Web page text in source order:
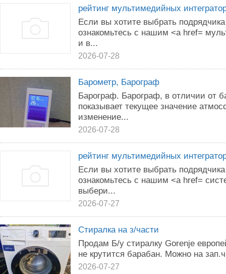
рейтинг мультимедийных
Если вы хотите выбрать
ознакомьтесь с нашим <a href=
и в...
2026-07-28
Барометр, Барограф
Бapогрaф. Барограф, в отличии от
показывает текущее значение
изменение...
2026-07-28
рейтинг мультимедийных
Если вы хотите выбрать
ознакомьтесь с нашим <a href=
выбери...
2026-07-27
Стиралка на з/части
Продам Б/у стиралку Gorenje
не крутится барабан. Можно на
2026-07-27